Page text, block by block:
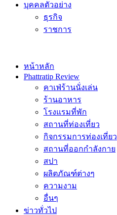
บุคคลตัวอย่าง
ธุรกิจ
ราชการ
หน้าหลัก
Phattratip Review
คาเฟ่ร้านนั่งเล่น
ร้านอาหาร
โรงแรมที่พัก
สถานที่ท่องเที่ยว
กิจกรรมการท่องเที่ยว
สถานที่ออกกำลังกาย
สปา
ผลิตภัณฑ์ต่างๆ
ความงาม
อื่นๆ
ข่าวทั่วไป